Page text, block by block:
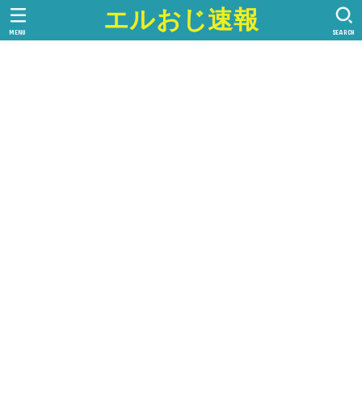
エルおじ速報 SEARCH
MENU